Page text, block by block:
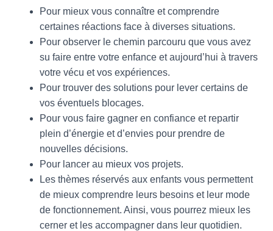
Pour mieux vous connaître et comprendre
certaines réactions face à diverses situations.
Pour observer le chemin parcouru que vous avez
su faire entre votre enfance et aujourd’hui à travers
votre vécu et vos expériences.
Pour trouver des solutions pour lever certains de
vos éventuels blocages.
Pour vous faire gagner en confiance et repartir
plein d’énergie et d’envies pour prendre de
nouvelles décisions.
Pour lancer au mieux vos projets.
Les thèmes réservés aux enfants vous permettent
de mieux comprendre leurs besoins et leur mode
de fonctionnement. Ainsi, vous pourrez mieux les
cerner et les accompagner dans leur quotidien.